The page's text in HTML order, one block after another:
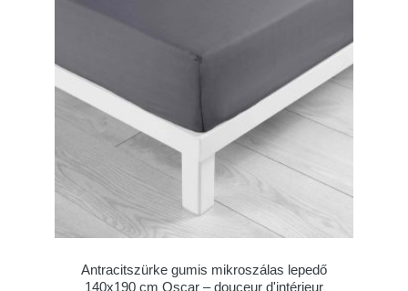
Antracitszürke gumis mikroszálas lepedő
140x190 cm Oscar – douceur d'intérieur